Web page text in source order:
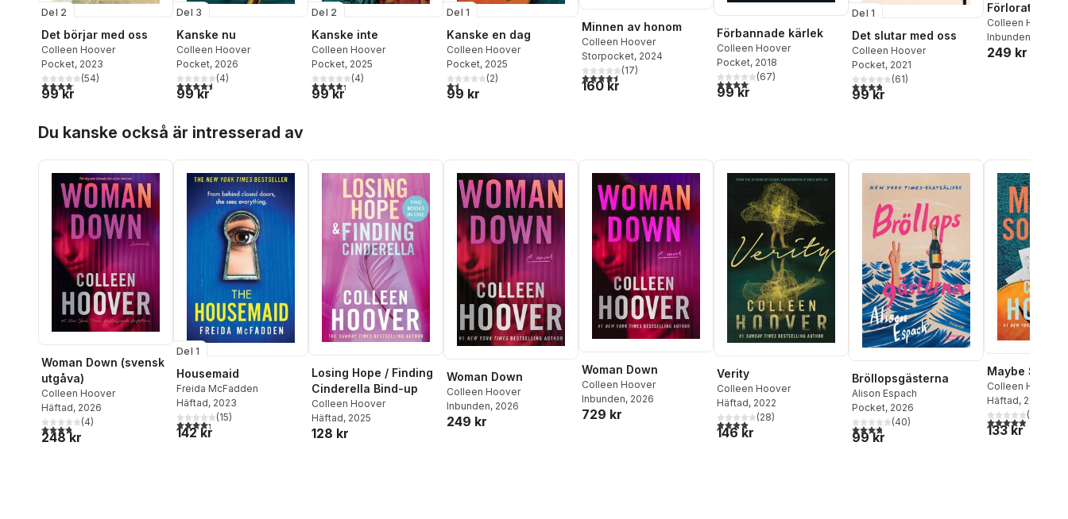
Del 2
Det börjar med oss
Colleen Hoover
Pocket, 2023
4,1utav 5 stjärnor. Totalt antal röster:
(54)
99 kr
Del 3
Kanske nu
Colleen Hoover
Pocket, 2026
4,5utav 5 stjärnor. Totalt antal röster:
(4)
99 kr
Del 2
Kanske inte
Colleen Hoover
Pocket, 2025
4,3utav 5 stjärnor. Totalt antal röster:
(4)
99 kr
Del 1
Kanske en dag
Colleen Hoover
Pocket, 2025
1,5utav 5 stjärnor. Totalt antal röster:
(2)
99 kr
Minnen av honom
Colleen Hoover
Storpocket, 2024
4,5utav 5 stjärnor. Totalt antal röster:
(17)
160 kr
Förbannade kärlek
Colleen Hoover
Pocket, 2018
4,1utav 5 stjärnor. Totalt antal röster:
(67)
99 kr
Del 1
Det slutar med oss
Colleen Hoover
Pocket, 2021
3,8utav 5 stjärnor. Totalt antal röster:
(61)
99 kr
Förlorat hopp
Colleen Hoover
Inbunden
249 kr
Du kanske också är intresserad av
Woman Down (svensk
utgåva)
Colleen Hoover
Häftad, 2026
3,8utav 5 stjärnor. Totalt antal röster:
(4)
248 kr
Del 1
Housemaid
Freida McFadden
Häftad, 2023
4,3utav 5 stjärnor. Totalt antal röster:
(15)
142 kr
Losing Hope / Finding
Cinderella Bind-up
Colleen Hoover
Häftad, 2025
128 kr
Woman Down
Colleen Hoover
Inbunden, 2026
249 kr
Woman Down
Colleen Hoover
Inbunden, 2026
729 kr
Verity
Colleen Hoover
Häftad, 2022
4,0utav 5 stjärnor. Totalt antal röster:
(28)
146 kr
Bröllopsgästerna
Alison Espach
Pocket, 2026
3,8utav 5 stjärnor. Totalt antal röster:
(40)
99 kr
Maybe
Colleen Hoover
Häftad, 2014
4,9utav 5(
133 kr